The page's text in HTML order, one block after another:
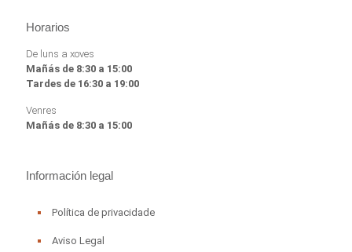
Horarios
De luns a xoves
Mañás de 8:30 a 15:00
Tardes de 16:30 a 19:00
Venres
Mañás de 8:30 a 15:00
Información legal
Política de privacidade
Aviso Legal